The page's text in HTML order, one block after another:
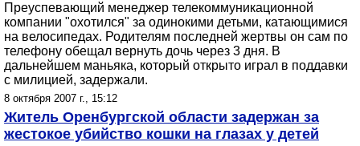
Преуспевающий менеджер телекоммуникационной
компании "охотился" за одинокими детьми, катающимися
на велосипедах. Родителям последней жертвы он сам по
телефону обещал вернуть дочь через 3 дня. В
дальнейшем маньяка, который открыто играл в поддавки
с милицией, задержали.
8 октября 2007 г., 15:12
Житель Оренбургской области задержан за
жестокое убийство кошки на глазах у детей